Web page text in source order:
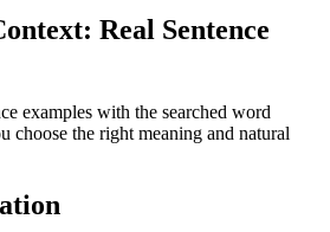
Real Sentence
examples with the searched word
the right meaning and natural